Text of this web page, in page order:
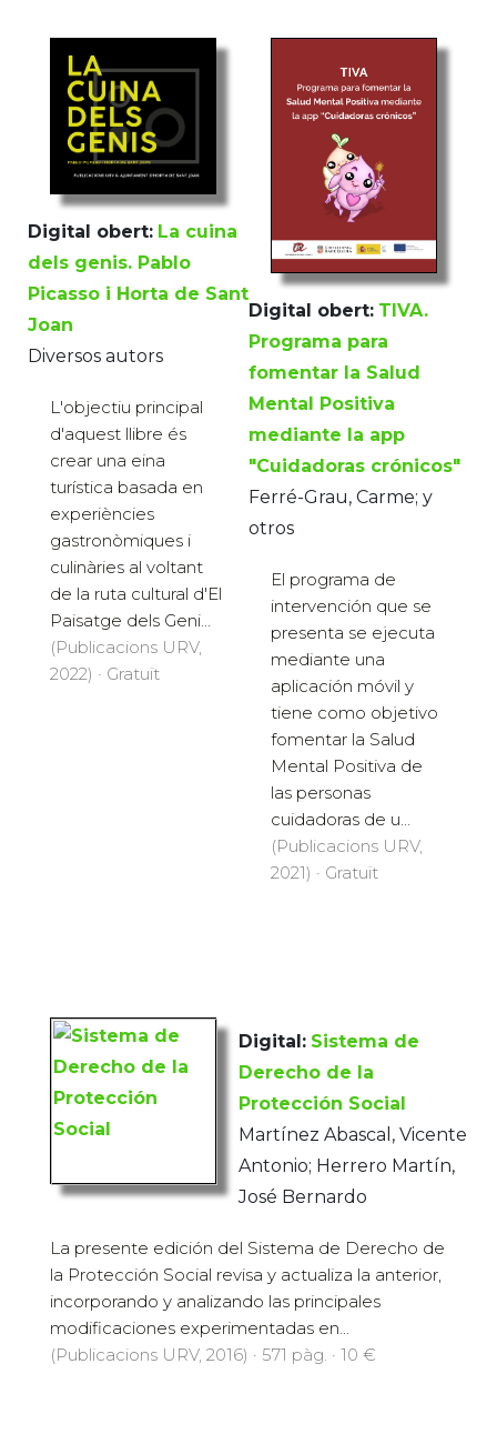
Digital obert: La cuina
dels genis. Pablo
Picasso i Horta de Sant
Joan
Diversos autors
L'objectiu principal
d'aquest llibre és
crear una eina
turística basada en
experiències
gastronòmiques i
culinàries al voltant
de la ruta cultural d'El
Paisatge dels Geni...
(Publicacions URV,
2022) · Gratuït
Digital obert: TIVA.
Programa para
fomentar la Salud
Mental Positiva
mediante la app
"Cuidadoras crónicos"
Ferré-Grau, Carme; y
otros
El programa de
intervención que se
presenta se ejecuta
mediante una
aplicación móvil y
tiene como objetivo
fomentar la Salud
Mental Positiva de
las personas
cuidadoras de u...
(Publicacions URV,
2021) · Gratuït
Digital: Sistema de
Derecho de la
Protección Social
Martínez Abascal, Vicente
Antonio; Herrero Martín,
José Bernardo
La presente edición del Sistema de Derecho de
la Protección Social revisa y actualiza la anterior,
incorporando y analizando las principales
modificaciones experimentadas en...
(Publicacions URV, 2016) · 571 pàg. · 10 €